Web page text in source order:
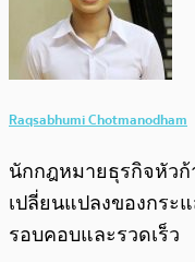
Raqsabhumi Chotmanodham
นักกฎหมายธุรกิจหัว
เปลี่ยนแปลงของกระแ
รอบคอบและรวดเร็ว